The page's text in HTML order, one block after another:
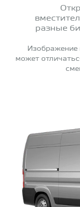
разные
Изображение
может